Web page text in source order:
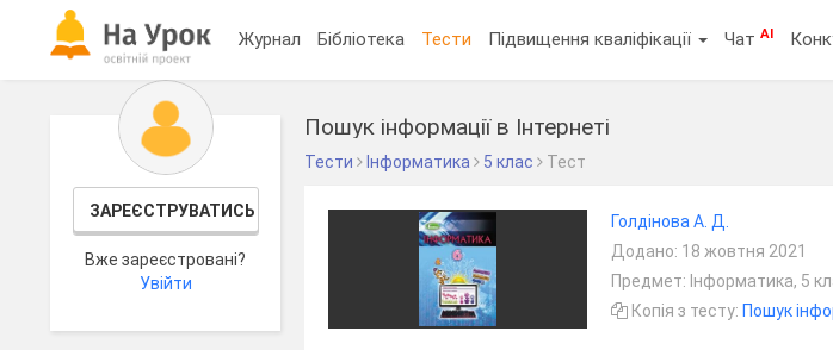
Журнал Бібліотека Тести Підвищення кваліфікації ЧатAI
ЗАРЕЄСТРУВАТИСЬ
Вже зареєстровані?
Увійти
Пошук інформації в Інтернеті
Тести Інформатика 5 клас Тест
Голдінова А. Д.
Додано: 18 жовтня 2021
Предмет: Інформатика, 5
Копія з тесту: Пошук